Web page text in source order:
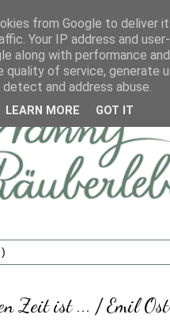
Zeit ist ... / Emil
from Google to deliver
Your IP address and
along with performance
quality of service, generate
and address abuse.
LEARN MORE GOT IT